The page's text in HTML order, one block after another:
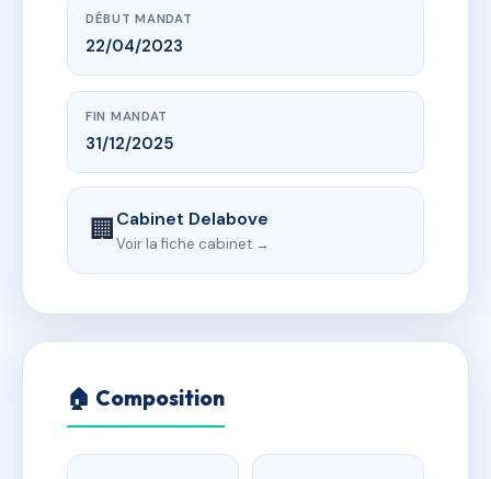
DÉBUT MANDAT
22/04/2023
FIN MANDAT
31/12/2025
🏢Cabinet Delabove
Voir la fiche cabinet →
🏠 Composition